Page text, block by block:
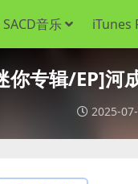
音乐 iTunes
你专辑/EP]河
2025-